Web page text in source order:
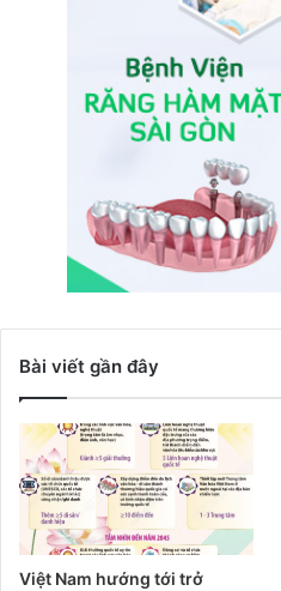
Bài viết gần đây
Việt Nam hướng tới trở